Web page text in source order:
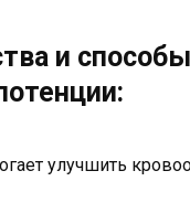
и
улучшить